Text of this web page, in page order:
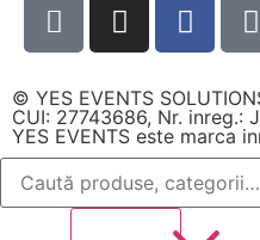
© YES EVENTS
CUI: 27743686, Nr. inreg.:
YES EVENTS este marca